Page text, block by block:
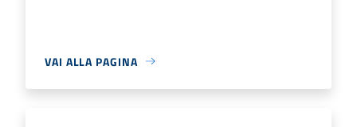
VAI ALLA PAGINA